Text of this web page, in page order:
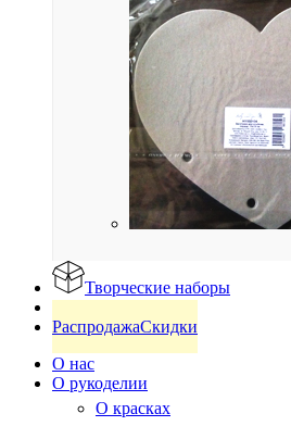
Творческие наборы
РаспродажаСкидки
О нас
О рукоделии
О красках